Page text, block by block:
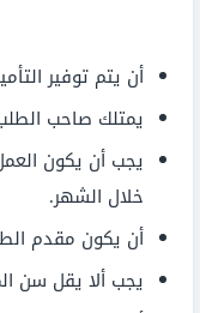
أن يتم توفير
يمتلك صاحب
خلال الشهر.
أن يكون مقدم
يجب ألا يقل سن المتقدم عن 16